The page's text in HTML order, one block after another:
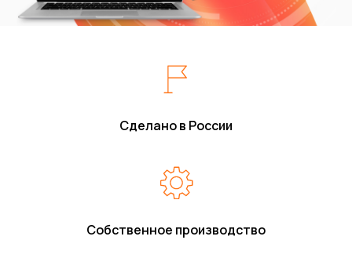
Сделано в России
Собственное производство